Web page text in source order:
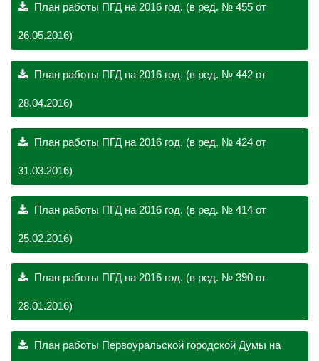
План работы ПГД на 2016 год. (в ред. № 455 от
26.05.2016)
План работы ПГД на 2016 год. (в ред. № 442 от
28.04.2016)
План работы ПГД на 2016 год. (в ред. № 424 от
31.03.2016)
План работы ПГД на 2016 год. (в ред. № 414 от
25.02.2016)
План работы ПГД на 2016 год. (в ред. № 390 от
28.01.2016)
План работы Первоуральской городской Думы на